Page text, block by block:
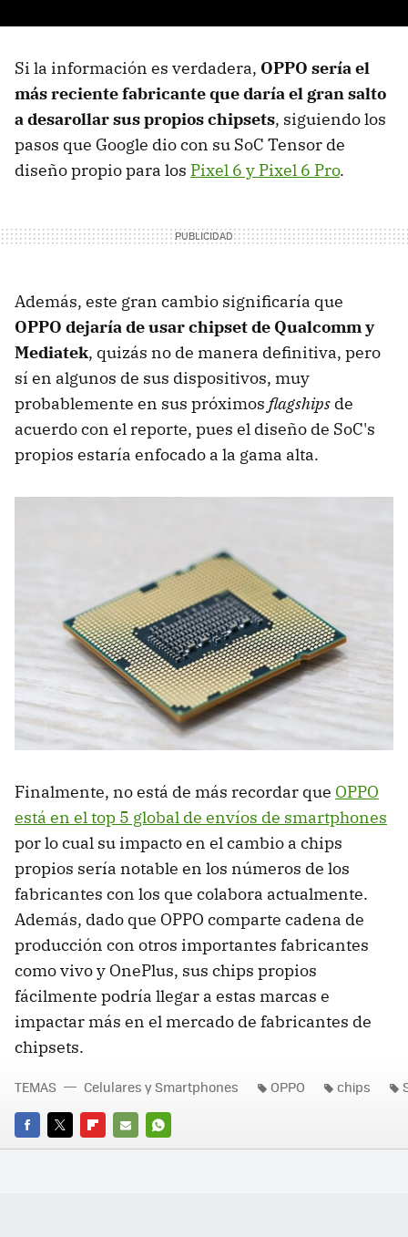
Si la información es verdadera, OPPO sería el
más reciente fabricante que daría el gran salto
a desarollar sus propios chipsets, siguiendo los
pasos que Google dio con su SoC Tensor de
diseño propio para los Pixel 6 y Pixel 6 Pro.
Además, este gran cambio significaría que
OPPO dejaría de usar chipset de Qualcomm y
Mediatek, quizás no de manera definitiva, pero
sí en algunos de sus dispositivos, muy
probablemente en sus próximos flagships de
acuerdo con el reporte, pues el diseño de SoC's
propios estaría enfocado a la gama alta.
Finalmente, no está de más recordar que OPPO
está en el top 5 global de envíos de smartphones
por lo cual su impacto en el cambio a chips
propios sería notable en los números de los
fabricantes con los que colabora actualmente.
Además, dado que OPPO comparte cadena de
producción con otros importantes fabricantes
como vivo y OnePlus, sus chips propios
fácilmente podría llegar a estas marcas e
impactar más en el mercado de fabricantes de
chipsets.
FACEBOOK
TWITTERFLIPBOARD
E-
WHATSAPP
TEMAS Celulares y Smartphones OPPO chips